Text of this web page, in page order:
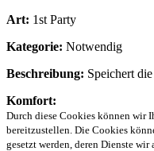
Art: 1st Party
Kategorie: Notwendig
Beschreibung: Speichert
Komfort:
Durch diese Cookies können wir
bereitzustellen. Die Cookies
gesetzt werden, deren Dienste wir